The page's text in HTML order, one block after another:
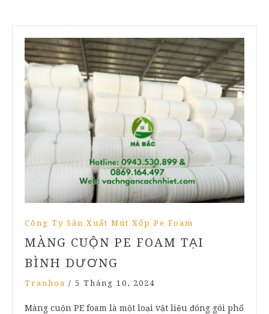
Công Ty Sản Xuất Mút Xốp Pe Foam
MÀNG CUỘN PE FOAM TẠI
BÌNH DƯƠNG
Tranhoa / 5 Tháng 10, 2024
Màng cuộn PE foam là một loại vật liệu đóng gói phổ